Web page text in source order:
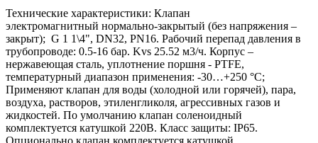
Технические характеристики: Клапан
электромагнитный нормально-закрытый (без напряжения –
закрыт); G 1 1\4", DN32, PN16. Рабочий перепад давления в
трубопроводе: 0.5-16 бар. Kvs 25.52 м3/ч. Корпус –
нержавеющая сталь, уплотнение поршня - PTFE,
температурный диапазон применения: -30…+250 °С;
Применяют клапан для воды (холодной или горячей), пара,
воздуха, растворов, этиленгликоля, агрессивных газов и
жидкостей. По умолчанию клапан соленоидный
комплектуется катушкой 220В. Класс защиты: IP65.
Опционально клапан комплектуется катушкой